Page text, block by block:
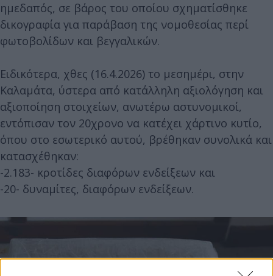
ημεδαπός, σε βάρος του οποίου σχηματίσθηκε
δικογραφία για παράβαση της νομοθεσίας περί
φωτοβολίδων και βεγγαλικών.
Ειδικότερα, χθες (16.4.2026) το μεσημέρι, στην
Καλαμάτα, ύστερα από κατάλληλη αξιολόγηση και
αξιοποίηση στοιχείων, ανωτέρω αστυνομικοί,
εντόπισαν τον 20χρονο να κατέχει χάρτινο κυτίο,
όπου στο εσωτερικό αυτού, βρέθηκαν συνολικά και
κατασχέθηκαν:
-2.183- κροτίδες διαφόρων ενδείξεων και
-20- δυναμίτες, διαφόρων ενδείξεων.